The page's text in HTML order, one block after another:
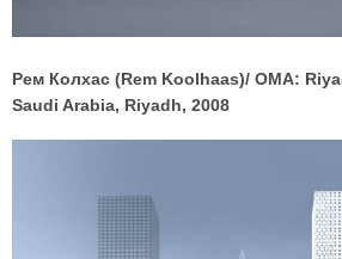
Рем Колхас (Rem Koolhaas)/ OMA:
Saudi Arabia, Riyadh, 2008